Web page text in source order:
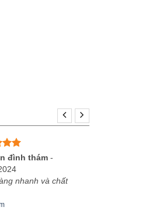
5
đình thám-
nhanh và chất